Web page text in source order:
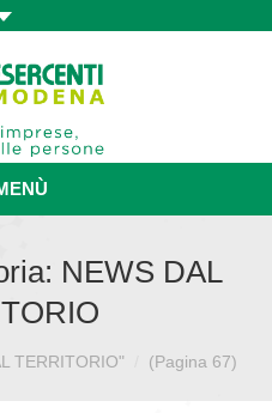
NEWS DAL
TERRITORIO" (Pagina 67)